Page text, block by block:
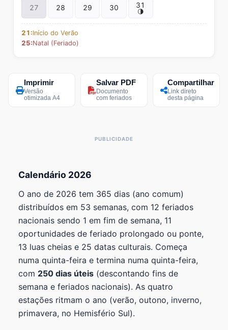
27 28 29 30 31
🌗
21:Início do Verão
25:Natal (Feriado)
Imprimir
Versão
otimizada A4
Salvar PDF
Documento
com feriados
Compartilhar
Link direto
desta página
Calendário 2026
O ano de 2026 tem 365 dias (ano comum)
distribuídos em 53 semanas, com 12 feriados
nacionais sendo 1 em fim de semana, 11
oportunidades de feriado prolongado ou ponte,
13 luas cheias e 25 datas culturais. Começa
numa quinta-feira e termina numa quinta-feira,
com 250 dias úteis (descontando fins de
semana e feriados nacionais). As quatro
estações ritmam o ano (verão, outono, inverno,
primavera, no Hemisfério Sul).